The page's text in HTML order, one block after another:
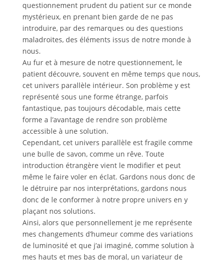
questionnement prudent du patient sur ce monde
mystérieux, en prenant bien garde de ne pas
introduire, par des remarques ou des questions
maladroites, des éléments issus de notre monde à
nous.
Au fur et à mesure de notre questionnement, le
patient découvre, souvent en même temps que nous,
cet univers parallèle intérieur. Son problème y est
représenté sous une forme étrange, parfois
fantastique, pas toujours décodable, mais cette
forme a l’avantage de rendre son problème
accessible à une solution.
Cependant, cet univers parallèle est fragile comme
une bulle de savon, comme un rêve. Toute
introduction étrangère vient le modifier et peut
même le faire voler en éclat. Gardons nous donc de
le détruire par nos interprétations, gardons nous
donc de le conformer à notre propre univers en y
plaçant nos solutions.
Ainsi, alors que personnellement je me représente
mes changements d’humeur comme des variations
de luminosité et que j’ai imaginé, comme solution à
mes hauts et mes bas de moral, un variateur de